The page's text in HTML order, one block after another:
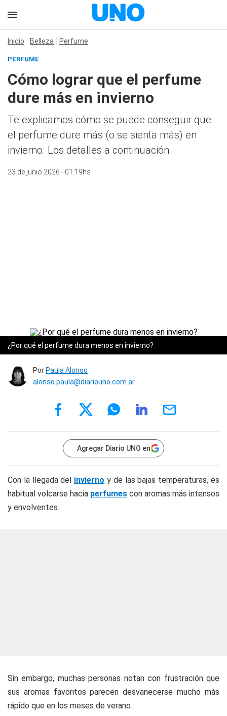
Inicio Belleza Perfume
PERFUME
Cómo lograr que el perfume
dure más en invierno
Te explicamos cómo se puede conseguir que
el perfume dure más (o se sienta más) en
invierno. Los detalles a continuación
23 de junio 2026 - 01:19hs
¿Por qué el perfume dura menos en invierno?
Por Paula Alonso
alonso.paula@diariouno.com.ar
Agregar Diario UNO en
Con la llegada del invierno y de las bajas temperaturas, es
habitual volcarse hacia perfumes con aromas más intensos
y envolventes.
Sin embargo, muchas personas notan con frustración que
sus aromas favoritos parecen desvanecerse mucho más
rápido que en los meses de verano.